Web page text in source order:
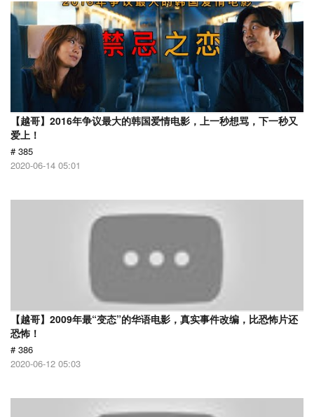
【越哥】2016年争议最大的韩国爱情电影，上一秒想骂，下一秒又
爱上！
# 385
2020-06-14 05:01
【越哥】2009年最“变态”的华语电影，真实事件改编，比恐怖片还
恐怖！
# 386
2020-06-12 05:03